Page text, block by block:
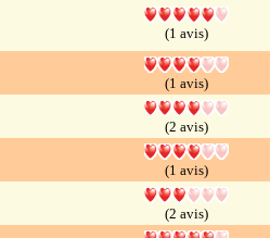
(1 avis)
(1 avis)
(2 avis)
(1 avis)
(2 avis)